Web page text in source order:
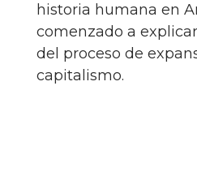
historia humana en
comenzado a
del proceso de
capitalismo.